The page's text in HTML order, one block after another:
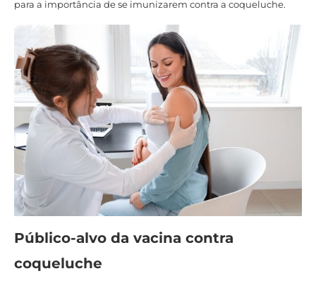
para a importância de se imunizarem contra a coqueluche.
Público-alvo da vacina contra
coqueluche